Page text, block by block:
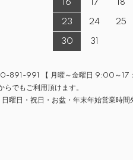
16 17 18
23 24 25
30 31
891-991 【 月曜～金曜日 9:00～17
らでもご利用頂けます。
日曜日・祝日・お盆・年末年始営業時